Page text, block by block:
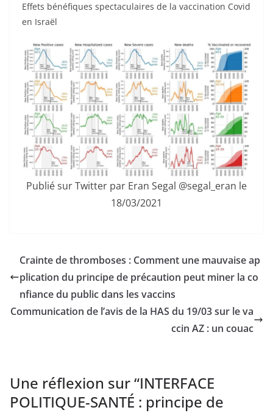
Effets bénéfiques spectaculaires de la vaccination Covid
en Israël
Publié sur Twitter par Eran Segal @segal_eran le
18/03/2021
Crainte de thromboses : Comment une mauvaise ap
plication du principe de précaution peut miner la co
nfiance du public dans les vaccins
Communication de l’avis de la HAS du 19/03 sur le va
ccin AZ : un couac
Une réflexion sur “INTERFACE
POLITIQUE-SANTÉ : principe de